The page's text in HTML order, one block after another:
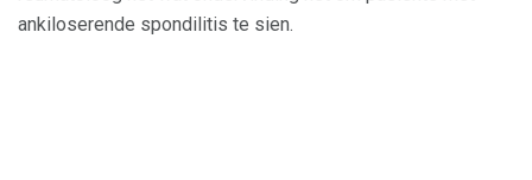
ankiloserende spondilitis te sien.